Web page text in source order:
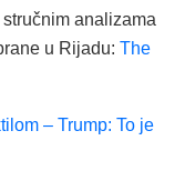
analizama
u Rijadu: The
– Trump: To je